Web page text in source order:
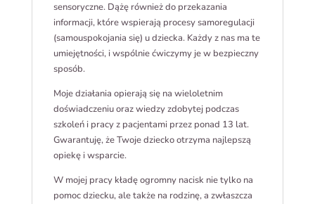
sensoryczne. Dążę również do przekazania
informacji, które wspierają procesy samoregulacji
(samouspokojania się) u dziecka. Każdy z nas ma te
umiejętności, i wspólnie ćwiczymy je w bezpieczny
sposób.
Moje działania opierają się na wieloletnim
doświadczeniu oraz wiedzy zdobytej podczas
szkoleń i pracy z pacjentami przez ponad 13 lat.
Gwarantuję, że Twoje dziecko otrzyma najlepszą
opiekę i wsparcie.
W mojej pracy kładę ogromny nacisk nie tylko na
pomoc dziecku, ale także na rodzinę, a zwłaszcza